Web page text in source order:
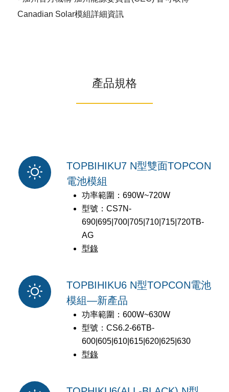
Canadian Solar模組詳細資訊
產品規格
TOPBIHIKU7 N型雙面TOPCON
電池模組
功率範圍：690W~720W
型號：CS7N-
690|695|700|705|710|715|720TB-
AG
型錄
TOPBIHIKU6 N型TOPCON電池
模組—新產品
功率範圍：600W~630W
型號：CS6.2-66TB-
600|605|610|615|620|625|630
型錄